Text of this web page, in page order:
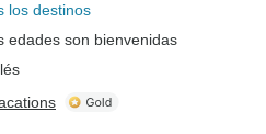
los destinos
edades son bienvenidas